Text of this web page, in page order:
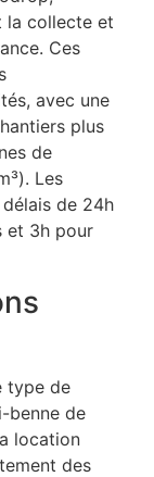
la collecte et
Ces
avec une
plus
de
Les
de 24h
et 3h pour
type de
benne de
location
des